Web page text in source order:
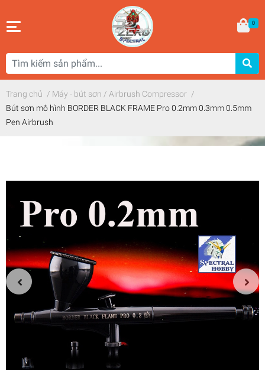
0
Trang chủ / Máy - bút sơn / Airbrush Compressor /
Bút sơn mô hình BORDER BLACK FRAME Pro 0.2mm 0.3mm 0.5mm
Pen Airbrush